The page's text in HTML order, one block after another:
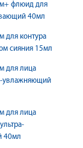
флюид для
40мл
для контура
сияния 15мл
для лица
увлажняющий
для лица
40мл